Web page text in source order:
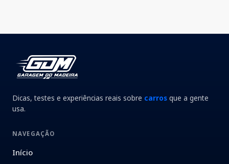
Dicas, testes e experiências reais sobre carros que a gente
usa.
NAVEGAÇÃO
Início